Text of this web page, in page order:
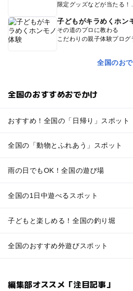
限定グッズなどが当たる！
子どもがキラめくホン
その道のプロに教わる
こだわりの親子体験プログ
全国のお
全国のおすすめおでかけ
おすすめ！全国の「日帰り」スポット
全国の「動物とふれあう」スポット
雨の日でもOK！全国の遊び場
全国の1日中遊べるスポット
子どもと楽しめる！全国の釣り堀
全国のおすすめ外遊びスポット
編集部オススメ「注目記事」